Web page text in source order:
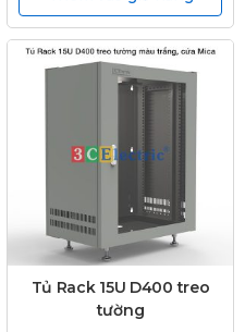
Tủ Rack 15U D400 treo
tường